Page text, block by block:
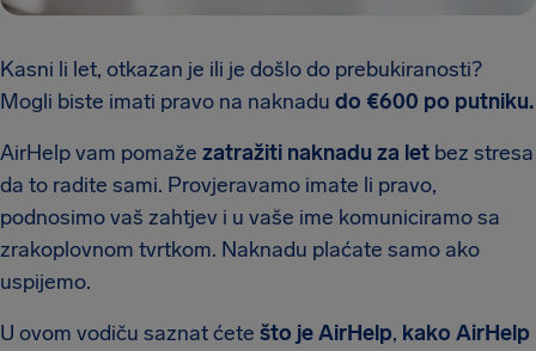
Kasni li let, otkazan je ili je došlo do prebukiranosti?
Mogli biste imati pravo na naknadu do €600 po putniku.
AirHelp vam pomaže zatražiti naknadu za let bez stresa
da to radite sami. Provjeravamo imate li pravo,
podnosimo vaš zahtjev i u vaše ime komuniciramo sa
zrakoplovnom tvrtkom. Naknadu plaćate samo ako
uspijemo.
U ovom vodiču saznat ćete što je AirHelp, kako AirHelp